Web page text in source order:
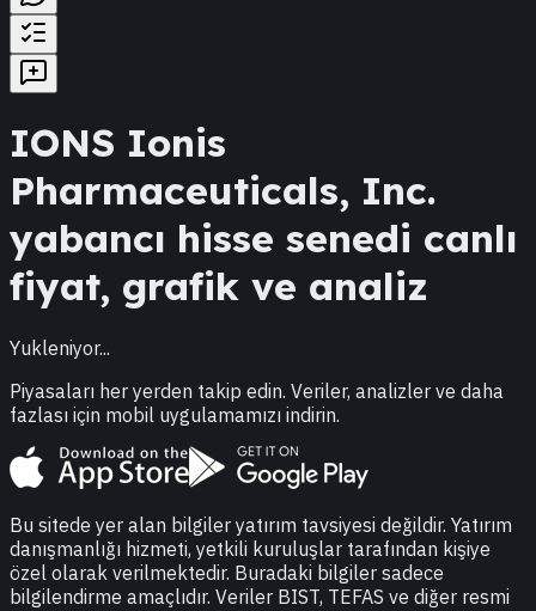
IONS Ionis
Pharmaceuticals, Inc.
yabancı hisse senedi canlı
fiyat, grafik ve analiz
Yukleniyor...
Piyasaları her yerden takip edin. Veriler, analizler ve daha
fazlası için mobil uygulamamızı indirin.
Bu sitede yer alan bilgiler yatırım tavsiyesi değildir. Yatırım
danışmanlığı hizmeti, yetkili kuruluşlar tarafından kişiye
özel olarak verilmektedir. Buradaki bilgiler sadece
bilgilendirme amaçlıdır. Veriler BIST, TEFAS ve diğer resmi